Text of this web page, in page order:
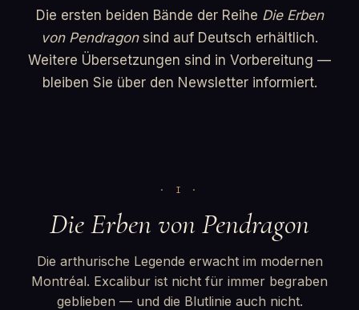
Die ersten beiden Bände der Reihe Die Erben
von Pendragonsind auf Deutsch erhältlich.
Weitere Übersetzungen sind in Vorbereitung —
bleiben Sie über den Newsletter informiert.
· I ·
Die Erben von Pendragon
Die arthurische Legende erwacht im modernen
Montréal. Excalibur ist nicht für immer begraben
geblieben — und die Blutlinie auch nicht.